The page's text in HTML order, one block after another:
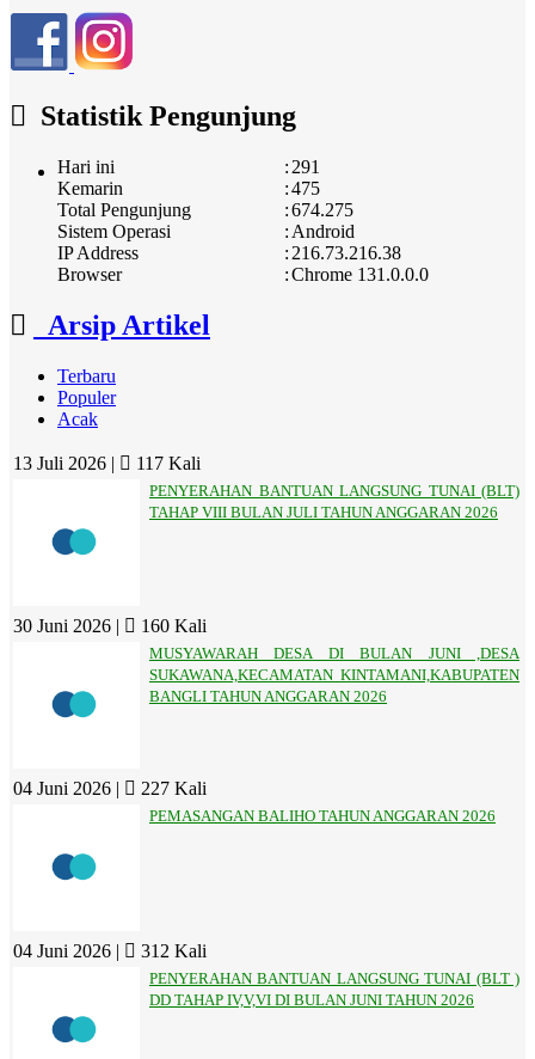
Statistik Pengunjung
Hari ini : 291
Kemarin
:475
Total Pengunjung
:674.275
Sistem Operasi
: Android
IP Address
: 216.73.216.38
Browser
:Chrome 131.0.0.0
Arsip Artikel
Terbaru
Populer
Acak
13 Juli 2026 | 117 Kali
PENYERAHAN BANTUAN LANGSUNG TUNAI (BLT)
TAHAP VIII BULAN JULI TAHUN ANGGARAN 2026
30 Juni 2026 | 160 Kali
MUSYAWARAH DESA DI BULAN JUNI ,DESA
SUKAWANA,KECAMATAN KINTAMANI,KABUPATEN
BANGLI TAHUN ANGGARAN 2026
04 Juni 2026 | 227 Kali
PEMASANGAN BALIHO TAHUN ANGGARAN 2026
04 Juni 2026 | 312 Kali
PENYERAHAN BANTUAN LANGSUNG TUNAI (BLT )
DD TAHAP IV,V,VI DI BULAN JUNI TAHUN 2026